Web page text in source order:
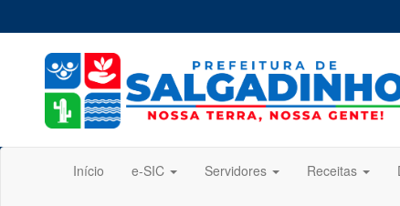
Início e-SIC Servidores Receitas